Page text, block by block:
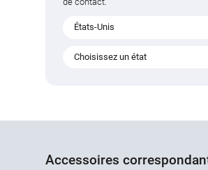
États-Unis
Choisissez un état
Accessoires